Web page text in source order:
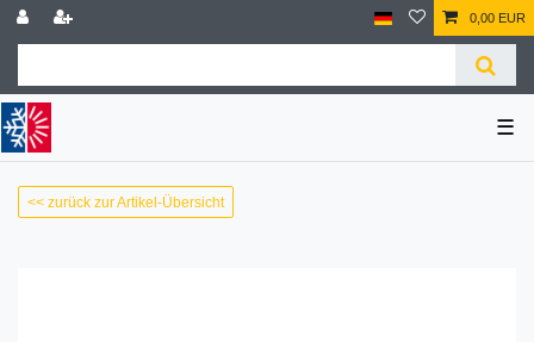
0,00 EUR
☰
<< zurück zur Artikel-Übersicht